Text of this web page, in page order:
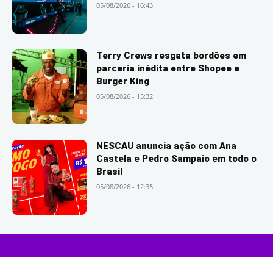
05/08/2026 - 16:43
Terry Crews resgata bordões em
parceria inédita entre Shopee e
Burger King
05/08/2026 - 15:32
NESCAU anuncia ação com Ana
Castela e Pedro Sampaio em todo o
Brasil
05/08/2026 - 12:35